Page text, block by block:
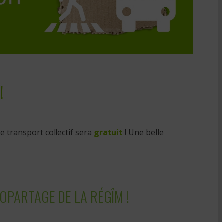
transport collectif sera gratuit ! Une belle
DE LA RÉGÎM !